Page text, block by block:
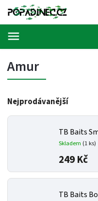
Amur
Nejprodávanější
TB Baits
Skladem (1 ks)
249 Kč
TB Baits